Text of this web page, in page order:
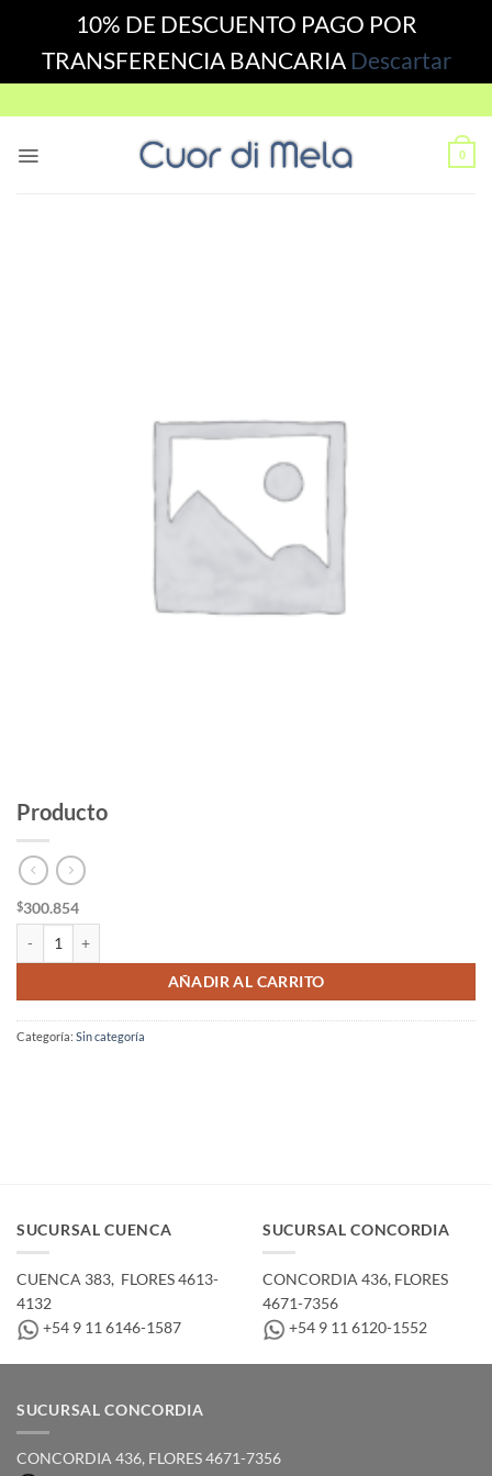
10% DE DESCUENTO PAGO POR
TRANSFERENCIA BANCARIA Descartar
to
0
Producto
$300.854
AÑADIR AL CARRITO
Categoría: Sin categoría
SUCURSAL CUENCA
CUENCA 383, ­ FLORES 4613-
4132
+54 9 11 6146-1587
SUCURSAL CONCORDIA
CONCORDIA 436,­ FLORES
4671-7356
+54 9 11 6120-1552
SUCURSAL CONCORDIA
CONCORDIA 436,­ FLORES 4671-7356